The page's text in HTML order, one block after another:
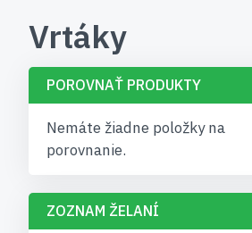
Vrtáky
POROVNAŤ PRODUKTY
Nemáte žiadne položky na
porovnanie.
ZOZNAM ŽELANÍ